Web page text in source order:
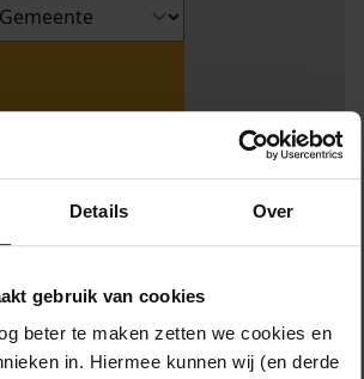
Details Over
gebruik van cookies
beter te maken zetten we cookies en
in. Hiermee kunnen wij (en derde